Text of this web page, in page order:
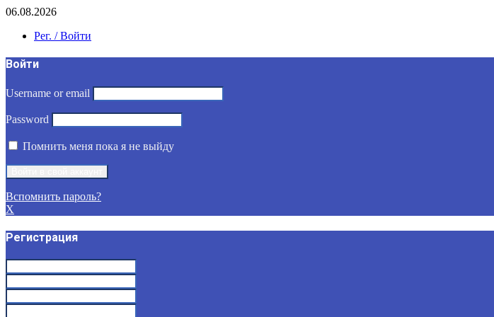
06.08.2026
Рег. / Войти
Войти
Username or email
Password
Помнить меня пока я не выйду
Вспомнить пароль?
X
Регистрация